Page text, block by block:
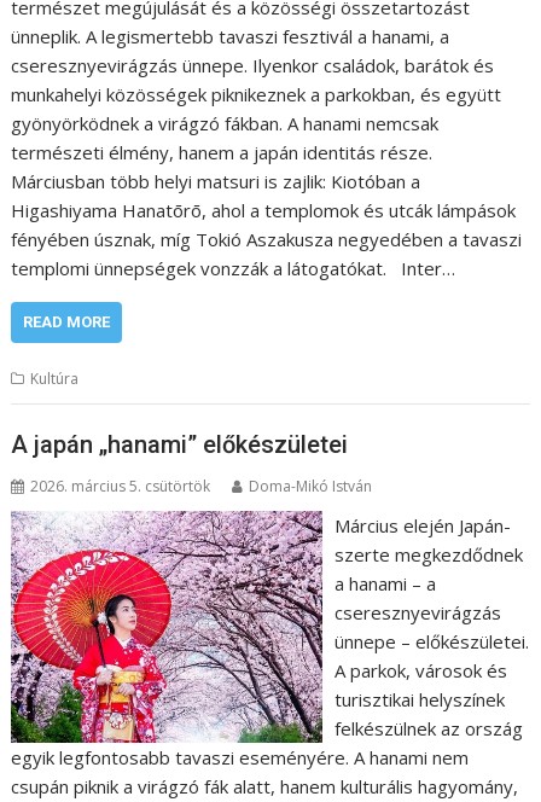
természet megújulását és a közösségi összetartozást
ünneplik. A legismertebb tavaszi fesztivál a hanami, a
cseresznyevirágzás ünnepe. Ilyenkor családok, barátok és
munkahelyi közösségek piknikeznek a parkokban, és együtt
gyönyörködnek a virágzó fákban. A hanami nemcsak
természeti élmény, hanem a japán identitás része.
Márciusban több helyi matsuri is zajlik: Kiotóban a
Higashiyama Hanatōrō, ahol a templomok és utcák lámpások
fényében úsznak, míg Tokió Aszakusza negyedében a tavaszi
templomi ünnepségek vonzzák a látogatókat. Inter…
READ MORE
Kultúra
A japán „hanami” előkészületei
2026. március 5. csütörtök Doma-Mikó István
Március elején Japán-
szerte megkezdődnek
a hanami – a
cseresznyevirágzás
ünnepe – előkészületei.
A parkok, városok és
turisztikai helyszínek
felkészülnek az ország
egyik legfontosabb tavaszi eseményére. A hanami nem
csupán piknik a virágzó fák alatt, hanem kulturális hagyomány,